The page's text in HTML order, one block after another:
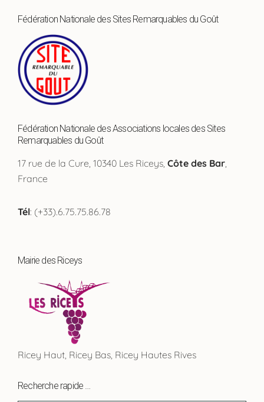
Fédération Nationale des Sites Remarquables du Goût
Fédération Nationale des Associations locales des Sites
Remarquables du Goût
17 rue de la Cure, 10340 Les Riceys, Côte des Bar,
France
Tél: (+33).6.75.75.86.78
Mairie des Riceys
Ricey Haut, Ricey Bas, Ricey Hautes Rives
Recherche rapide …